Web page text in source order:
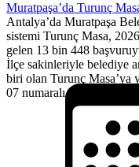
Muratpaşa’da Turunç
Antalya’da Muratpaşa
sistemi Turunç Masa,
gelen 13 bin 448
İlçe sakinleriyle belediye
biri olan Turunç Masa’ya
07 numaralı çağrı merkezi